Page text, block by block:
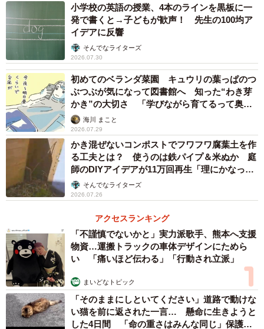
近付きやすい上、周囲から見えにくく逃げられない。「人
目があるから大丈夫と油断してはいけない」という。
講師が重ねて強調したのは「不審者がいたら逃げる」こ
と。スマートフォンやイヤホンの使用で襲われるまで気づ
かないケースも多いといい、歩きスマホはしない▽背筋を
伸ばして視線を上げてーなど日頃から防犯意識を高めてお
くことが大切だとも指摘する。
日常生活で防犯を意識することは少なかったが、講習を
受けて実際に体を動かすことで自分事として捉えることが
できた。背筋を伸ばして周囲に気を配ることから生活を改
善してみようと思った。
小学校の英語の授業、4本のラインを黒板に一
発で書くと→子どもが歓声！ 先生の100均ア
イデアに反響
そんでなライターズ
2026.07.30
初めてのベランダ菜園 キュウリの葉っぱのつ
ぶつぶが気になって図書館へ 知った“わき芽
かき”の大切さ 「学びながら育てるって奥深
い」【漫画】
海川 まこと
2026.07.29
かき混ぜないコンポストでフワフワ腐葉土を作
る工夫とは？ 使うのは鉄パイプ＆米ぬか 庭
師のDIYアイデアが11万回再生「理にかなった
手法」そんでなライターズ
2026.07.26
アクセスランキング
「不謹慎でないかと」実力派歌手、熊本へ支援
物資…運搬トラックの車体デザインにためら
い 「痛いほど伝わる」「行動され立派」
まいどなトピック
「そのままにしといてください」道路で動けな
い猫を前に返された一言… 懸命に生きようと
した4日間 「命の重さはみんな同じ」保護団